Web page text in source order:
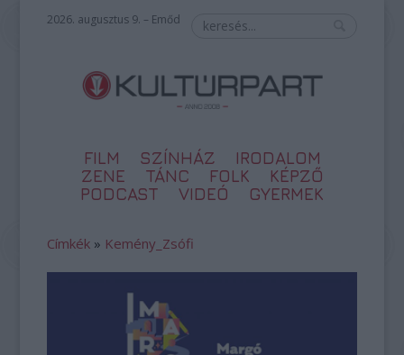
2026. augusztus 9. – Emőd
FILM SZÍNHÁZ
IRODALOM
ZENE
TÁNC FOLK
KÉPZŐ
PODCAST
VIDEÓ GYERMEK
Címkék » Kemény_Zsófi